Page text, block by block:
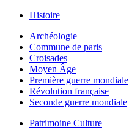
Histoire
Archéologie
Commune de paris
Croisades
Moyen Âge
Première guerre mondiale
Révolution française
Seconde guerre mondiale
Patrimoine Culture